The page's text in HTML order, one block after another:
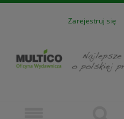
Zarejestruj się